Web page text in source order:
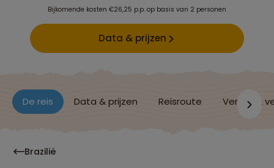
Bijkomende kosten €26,25 p.p. op basis van 2 personen
Data & prijzen
De reis Data & prijzen Reisroute Verblijf &
Brazilië